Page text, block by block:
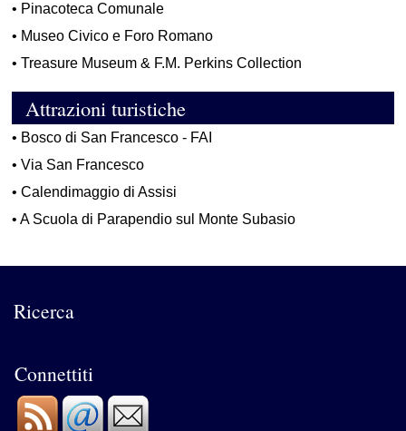
• Pinacoteca Comunale
• Museo Civico e Foro Romano
•Treasure Museum & F.M. Perkins Collection
Attrazioni turistiche
• Bosco di San Francesco - FAI
•Via San Francesco
•Calendimaggio di Assisi
•A Scuola di Parapendio sul Monte Subasio
Ricerca
Connettiti